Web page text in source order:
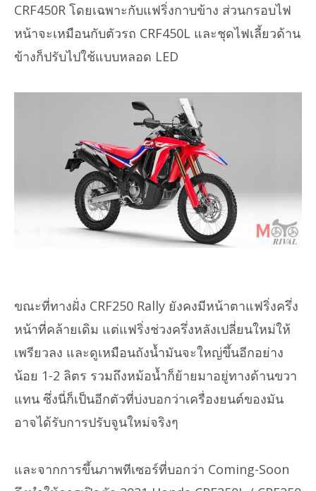
CRF450R โดยเฉพาะกับแฟริ่งกาบข้าง ส่วนกรอบไฟ
หน้าจะเหมือนกับตัวรถ CRF450L และชุดไฟเลี้ยวด้าน
ข้างก็ปรับไปใช้แบบหลอด LED
ขณะที่ทางฝั่ง CRF250 Rally ยังคงมีหน้าตาแฟริ่งครึ่ง
หน้าที่คล้ายเดิม แต่แฟริ่งช่วงครึ่งหลังเปลี่ยนใหม่ให้
เพรียวลง และดูเหมือนถังน้ำมันจะใหญ่ขึ้นอีกอย่าง
น้อย 1-2 ลิตร รวมถึงหม้อน้ำก็ย้ายมาอยู่ทางด้านขวา
แทน ซึ่งนี่ก็เป็นอีกตัวที่บ่งบอกว่าเครื่องยนต์ของมัน
อาจได้รับการปรับจูนใหม่จริงๆ
และจากการขึ้นภาพทีเซอร์ที่บอกว่า Coming-Soon